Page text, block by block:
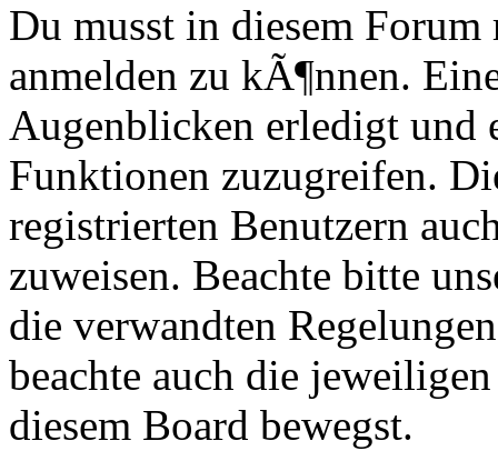
Du musst in diesem
anmelden zu kÃ¶nnen.
Augenblicken erledigt und
Funktionen zuzugreifen.
registrierten Benutzern
zuweisen. Beachte bitte
die verwandten
beachte auch die
diesem Board bewegst.